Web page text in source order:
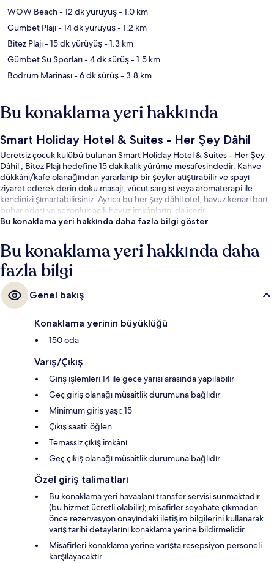
WOW Beach- 12 dk yürüyüş- 1.0 km
Gümbet Plajı- 14 dk yürüyüş- 1.2 km
Bitez Plajı- 15 dk yürüyüş- 1.3 km
Gümbet Su Sporları- 4 dk sürüş- 1.5 km
Bodrum Marinası- 6 dk sürüş- 3.8 km
Bu konaklama yeri hakkında
Smart Holiday Hotel & Suites - Her Şey Dâhil
Ücretsiz çocuk kulübü bulunan Smart Holiday Hotel & Suites - Her Şey
Dâhil , Bitez Plajı hedefine 15 dakikalık yürüme mesafesindedir. Kahve
dükkânı/kafe olanağından yararlanıp bir şeyler atıştırabilir ve spayı
ziyaret ederek derin doku masajı, vücut sargısı veya aromaterapi ile
kendinizi şımartabilirsiniz. Ayrıca bu her şey dâhil otel; havuz kenarı barı,
buhar odası ve sezonluk açık havuz imkânlarını da içerir.
Bu konaklama yeri hakkında daha fazla bilgi göster
Bu konaklama yeri hakkında daha
fazla bilgi
Genel bakış
Konaklama yerinin büyüklüğü
150 oda
Varış/Çıkış
Giriş işlemleri 14 ile gece yarısı arasında yapılabilir
Geç giriş olanağı müsaitlik durumuna bağlıdır
Minimum giriş yaşı: 15
Çıkış saati: öğlen
Temassız çıkış imkânı
Geç çıkış olanağı müsaitlik durumuna bağlıdır
Özel giriş talimatları
Bu konaklama yeri havaalanı transfer servisi sunmaktadır
(bu hizmet ücretli olabilir); misafirler seyahate çıkmadan
önce rezervasyon onayındaki iletişim bilgilerini kullanarak
varış tarihi detaylarını konaklama yerine bildirmelidir
Misafirleri konaklama yerine varışta resepsiyon personeli
karşılayacaktır